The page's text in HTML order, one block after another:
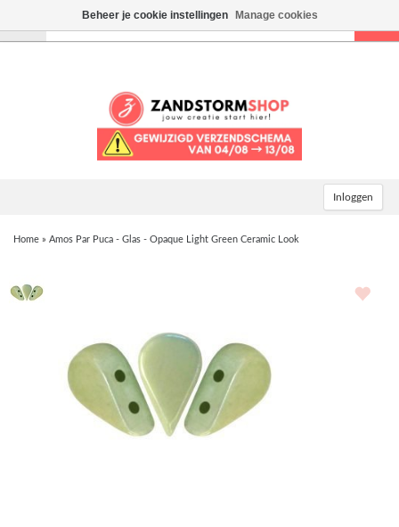
Inloggen
Home » Amos Par Puca - Glas - Opaque Light Green Ceramic Look
Beheer je cookie instellingen Manage cookies